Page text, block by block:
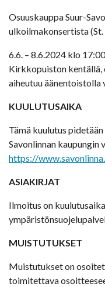
Osuuskauppa Suur-
ulkoilmakonsertista
6.6. – 8.6.2024 klo
Kirkkopuiston kentällä,
aiheutuu
KUULUTUSAIKA
Tämä kuulutus
Savonlinnan
https://
ASIAKIRJAT
Ilmoitus on
MUISTUTUKSET
Muistutukset on
toimitettava